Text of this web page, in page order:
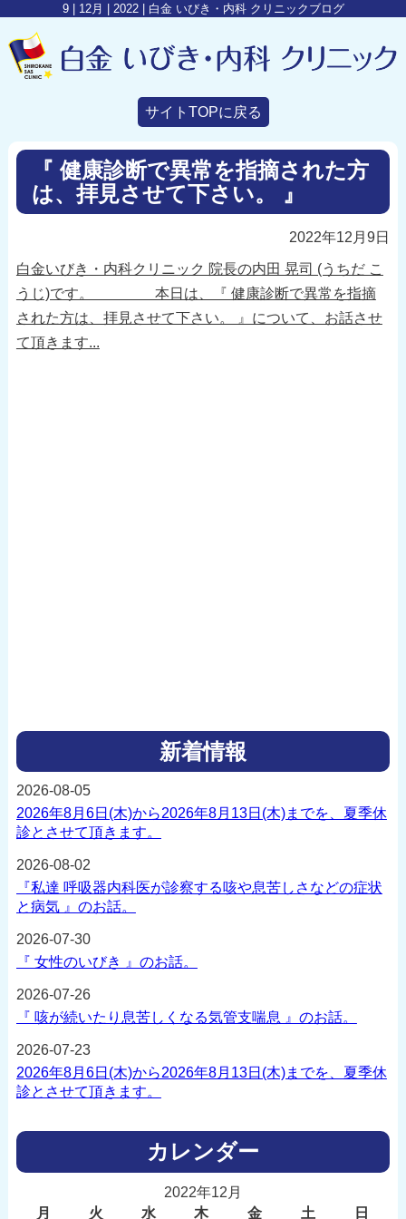
9 | 12月 | 2022 | 白金 いびき・内科 クリニックブログ
サイトTOPに戻る
『 健康診断で異常を指摘された方
は、拝見させて下さい。 』
2022年12月9日
白金いびき・内科クリニック 院長の内田 晃司 (うちだ こ
うじ)です。 本日は、『 健康診断で異常を指摘
された方は、拝見させて下さい。 』について、お話させ
て頂きます...
新着情報
2026年8月6日(木)から2026年8月13日(木)までを、夏季休
診とさせて頂きます。
2026-08-05
『私達 呼吸器内科医が診察する咳や息苦しさなどの症状
と病気 』のお話。
2026-08-02
『 女性のいびき 』のお話。
2026-07-30
『 咳が続いたり息苦しくなる気管支喘息 』のお話。
2026-07-26
2026年8月6日(木)から2026年8月13日(木)までを、夏季休
診とさせて頂きます。
2026-07-23
カレンダー
2022年12月
月
火 水 木 金 土 日